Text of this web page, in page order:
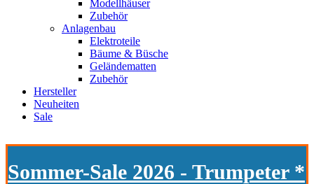
Modellhäuser
Zubehör
Anlagenbau
Elektroteile
Bäume & Büsche
Geländematten
Zubehör
Hersteller
Neuheiten
Sale
Sommer-Sale 2026 - Trumpeter *